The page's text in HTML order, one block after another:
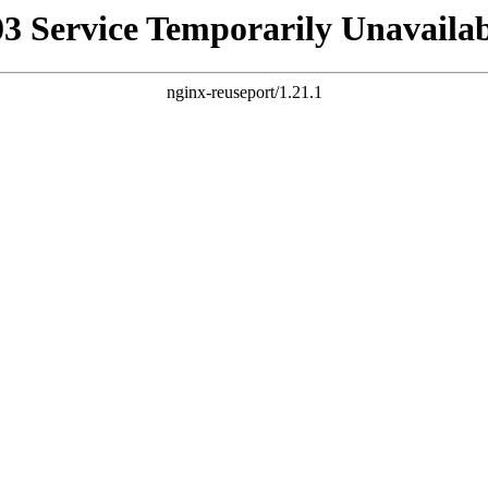
Service Temporarily
nginx-reuseport/1.21.1